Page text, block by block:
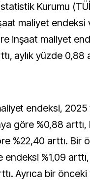
maliyet endeksi
inşaat maliyet
aylık yüzde 0,88
endeksi, 2025
göre %0,88 arttı,
%22,40 arttı. Bir
endeksi %1,09
Ayrıca bir önceki